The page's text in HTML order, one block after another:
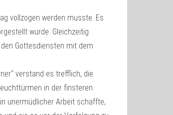
vollzogen werden musste. Es
wurde. Gleichzeitig
Gottesdiensten mit dem
verstand es trefflich, die
in der finsteren
unermüdlicher Arbeit schaffte,